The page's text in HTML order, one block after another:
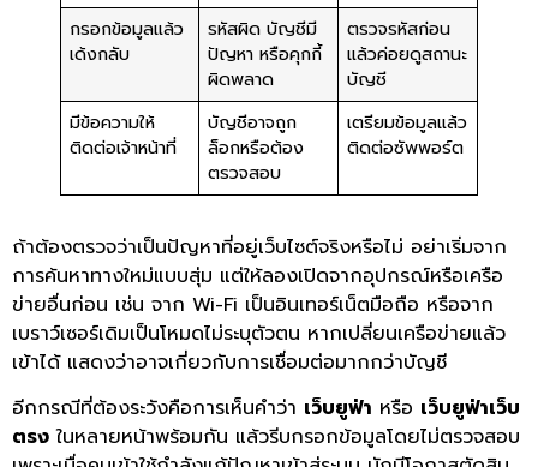
กรอกข้อมูลแล้ว
เด้งกลับ
รหัสผิด บัญชีมี
ปัญหา หรือคุกกี้
ผิดพลาด
ตรวจรหัสก่อน
แล้วค่อยดูสถานะ
บัญชี
มีข้อความให้
ติดต่อเจ้าหน้าที่
บัญชีอาจถูก
ล็อกหรือต้อง
ตรวจสอบ
เตรียมข้อมูลแล้ว
ติดต่อซัพพอร์ต
ถ้าต้องตรวจว่าเป็นปัญหาที่อยู่เว็บไซต์จริงหรือไม่ อย่าเริ่มจาก
การค้นหาทางใหม่แบบสุ่ม แต่ให้ลองเปิดจากอุปกรณ์หรือเครือ
ข่ายอื่นก่อน เช่น จาก Wi-Fi เป็นอินเทอร์เน็ตมือถือ หรือจาก
เบราว์เซอร์เดิมเป็นโหมดไม่ระบุตัวตน หากเปลี่ยนเครือข่ายแล้ว
เข้าได้ แสดงว่าอาจเกี่ยวกับการเชื่อมต่อมากกว่าบัญชี
อีกกรณีที่ต้องระวังคือการเห็นคำว่า เว็บยูฟ่า หรือ เว็บยูฟ่าเว็บ
ตรง ในหลายหน้าพร้อมกัน แล้วรีบกรอกข้อมูลโดยไม่ตรวจสอบ